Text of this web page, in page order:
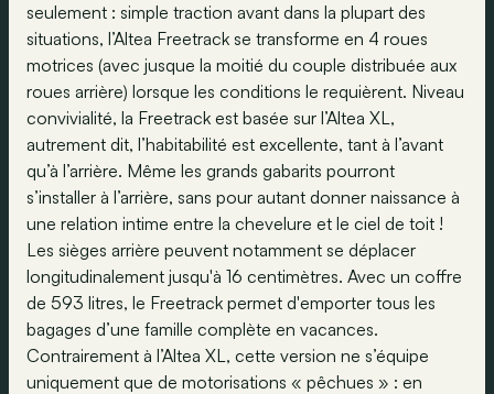
seulement : simple traction avant dans la plupart des
situations, l’Altea Freetrack se transforme en 4 roues
motrices (avec jusque la moitié du couple distribuée aux
roues arrière) lorsque les conditions le requièrent. Niveau
convivialité, la Freetrack est basée sur l’Altea XL,
autrement dit, l’habitabilité est excellente, tant à l’avant
qu’à l’arrière. Même les grands gabarits pourront
s’installer à l’arrière, sans pour autant donner naissance à
une relation intime entre la chevelure et le ciel de toit !
Les sièges arrière peuvent notamment se déplacer
longitudinalement jusqu'à 16 centimètres. Avec un coffre
de 593 litres, le Freetrack permet d'emporter tous les
bagages d’une famille complète en vacances.
Contrairement à l’Altea XL, cette version ne s’équipe
uniquement que de motorisations « pêchues » : en